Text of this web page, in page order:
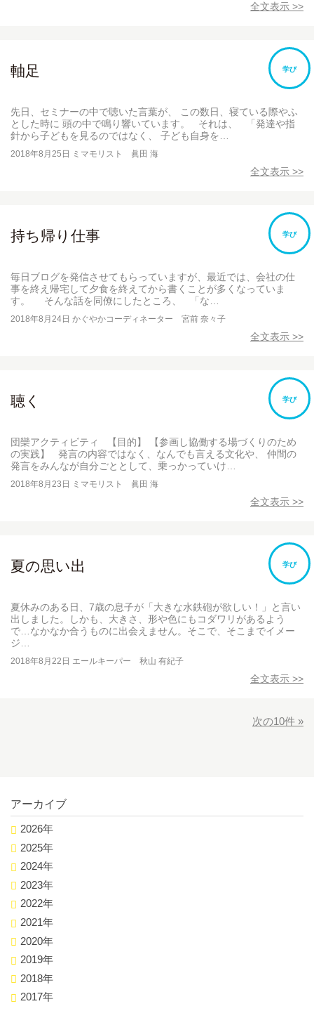
全文表示 >>
学び
軸足
先日、セミナーの中で聴いた言葉が、 この数日、寝ている際やふ
とした時に 頭の中で鳴り響いています。 それは、 「発達や指
針から子どもを見るのではなく、 子ども自身を…
2018年8月25日 ミマモリスト 眞田 海
全文表示 >>
学び
持ち帰り仕事
毎日ブログを発信させてもらっていますが、最近では、会社の仕
事を終え帰宅して夕食を終えてから書くことが多くなっていま
す。 そんな話を同僚にしたところ、 「な…
2018年8月24日 かぐやかコーディネーター 宮前 奈々子
全文表示 >>
学び
聴く
団欒アクティビティ 【目的】 【参画し協働する場づくりのため
の実践】 発言の内容ではなく、なんでも言える文化や、 仲間の
発言をみんなが自分ごととして、乗っかっていけ…
2018年8月23日 ミマモリスト 眞田 海
全文表示 >>
学び
夏の思い出
夏休みのある日、7歳の息子が「大きな水鉄砲が欲しい！」と言い
出しました。しかも、大きさ、形や色にもコダワリがあるよう
で…なかなか合うものに出会えません。そこで、そこまでイメー
ジ…
2018年8月22日 エールキーパー 秋山 有紀子
全文表示 >>
次の10件 »
アーカイブ
2026年
2025年
2024年
2023年
2022年
2021年
2020年
2019年
2018年
2017年